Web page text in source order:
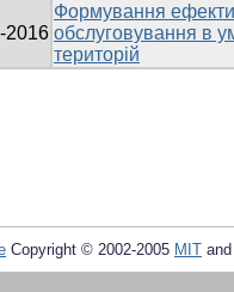
2016
Формування
обслуговування в
територій
Copyright © 2002-2005 MIT